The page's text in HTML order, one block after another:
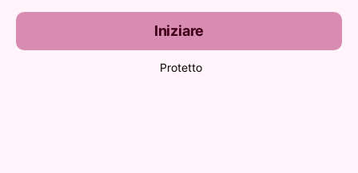
Iniziare
Protetto